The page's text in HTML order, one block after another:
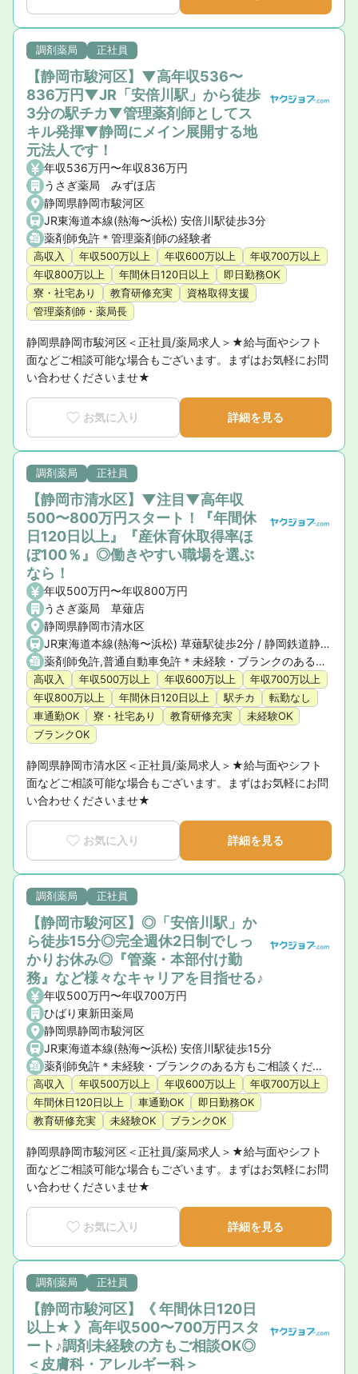
調剤薬局 正社員
【静岡市駿河区】▼高年収536〜
836万円▼JR「安倍川駅」から徒歩
3分の駅チカ▼管理薬剤師としてス
キル発揮▼静岡にメイン展開する地
元法人です！
年収536万円〜年収836万円
うさぎ薬局 みずほ店
静岡県静岡市駿河区
JR東海道本線(熱海〜浜松) 安倍川駅徒歩3分
薬剤師免許＊管理薬剤師の経験者
高収入 年収500万以上 年収600万以上
年収700万以上
年収800万以上
年間休日120日以上
即日勤務OK
寮・社宅あり
教育研修充実
資格取得支援
管理薬剤師・薬局長
静岡県静岡市駿河区＜正社員/薬局求人＞★給与面やシフト
面などご相談可能な場合もございます。まずはお気軽にお問
い合わせくださいませ★
お気に入り 詳細を見る
調剤薬局 正社員
【静岡市清水区】▼注目▼高年収
500〜800万円スタート！『年間休
日120日以上』『産休育休取得率ほ
ぼ100％』◎働きやすい職場を選ぶ
なら！
年収500万円〜年収800万円
うさぎ薬局 草薙店
静岡県静岡市清水区
JR東海道本線(熱海〜浜松) 草薙駅徒歩2分 / 静岡鉄道静岡清水線 草薙駅徒歩5分
薬剤師免許,普通自動車免許＊未経験・ブランクのある方もご相談ください
高収入 年収500万以上 年収600万以上
年収700万以上
年収800万以上
年間休日120日以上 駅チカ
転勤なし
車通勤OK
寮・社宅あり 教育研修充実
未経験OK
ブランクOK
静岡県静岡市清水区＜正社員/薬局求人＞★給与面やシフト
面などご相談可能な場合もございます。まずはお気軽にお問
い合わせくださいませ★
お気に入り 詳細を見る
調剤薬局 正社員
【静岡市駿河区】◎「安倍川駅」か
ら徒歩15分◎完全週休2日制でしっ
かりお休み◎『管薬・本部付け勤
務』など様々なキャリアを目指せる♪
年収500万円〜年収700万円
ひばり東新田薬局
静岡県静岡市駿河区
JR東海道本線(熱海〜浜松) 安倍川駅徒歩15分
薬剤師免許＊未経験・ブランクのある方もご相談ください
高収入 年収500万以上 年収600万以上
年収700万以上
年間休日120日以上
車通勤OK
即日勤務OK
教育研修充実
未経験OK ブランクOK
静岡県静岡市駿河区＜正社員/薬局求人＞★給与面やシフト
面などご相談可能な場合もございます。まずはお気軽にお問
い合わせくださいませ★
お気に入り 詳細を見る
調剤薬局 正社員
【静岡市駿河区】《 年間休日120日
以上★ 》高年収500〜700万円スタ
ート♪調剤未経験の方もご相談OK◎
＜皮膚科・アレルギー科＞